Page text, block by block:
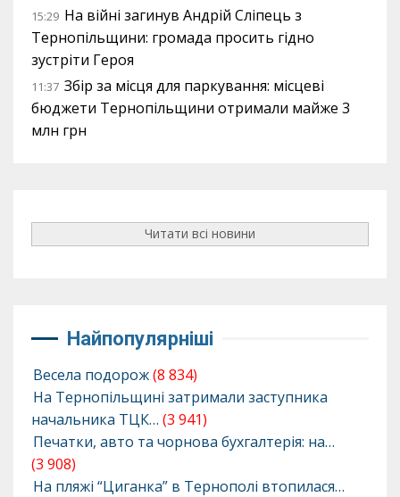
15:29 На війні загинув Андрій Сліпець з
Тернопільщини: громада просить гідно
зустріти Героя
11:37 Збір за місця для паркування: місцеві
бюджети Тернопільщини отримали майже 3
млн грн
Читати всі новини
Найпопулярніші
Весела подорож(8 834)
На Тернопільщині затримали заступника
начальника ТЦК… (3 941)
Печатки, авто та чорнова бухгалтерія: на…
(3 908)
На пляжі “Циганка” в Тернополі втопилася…